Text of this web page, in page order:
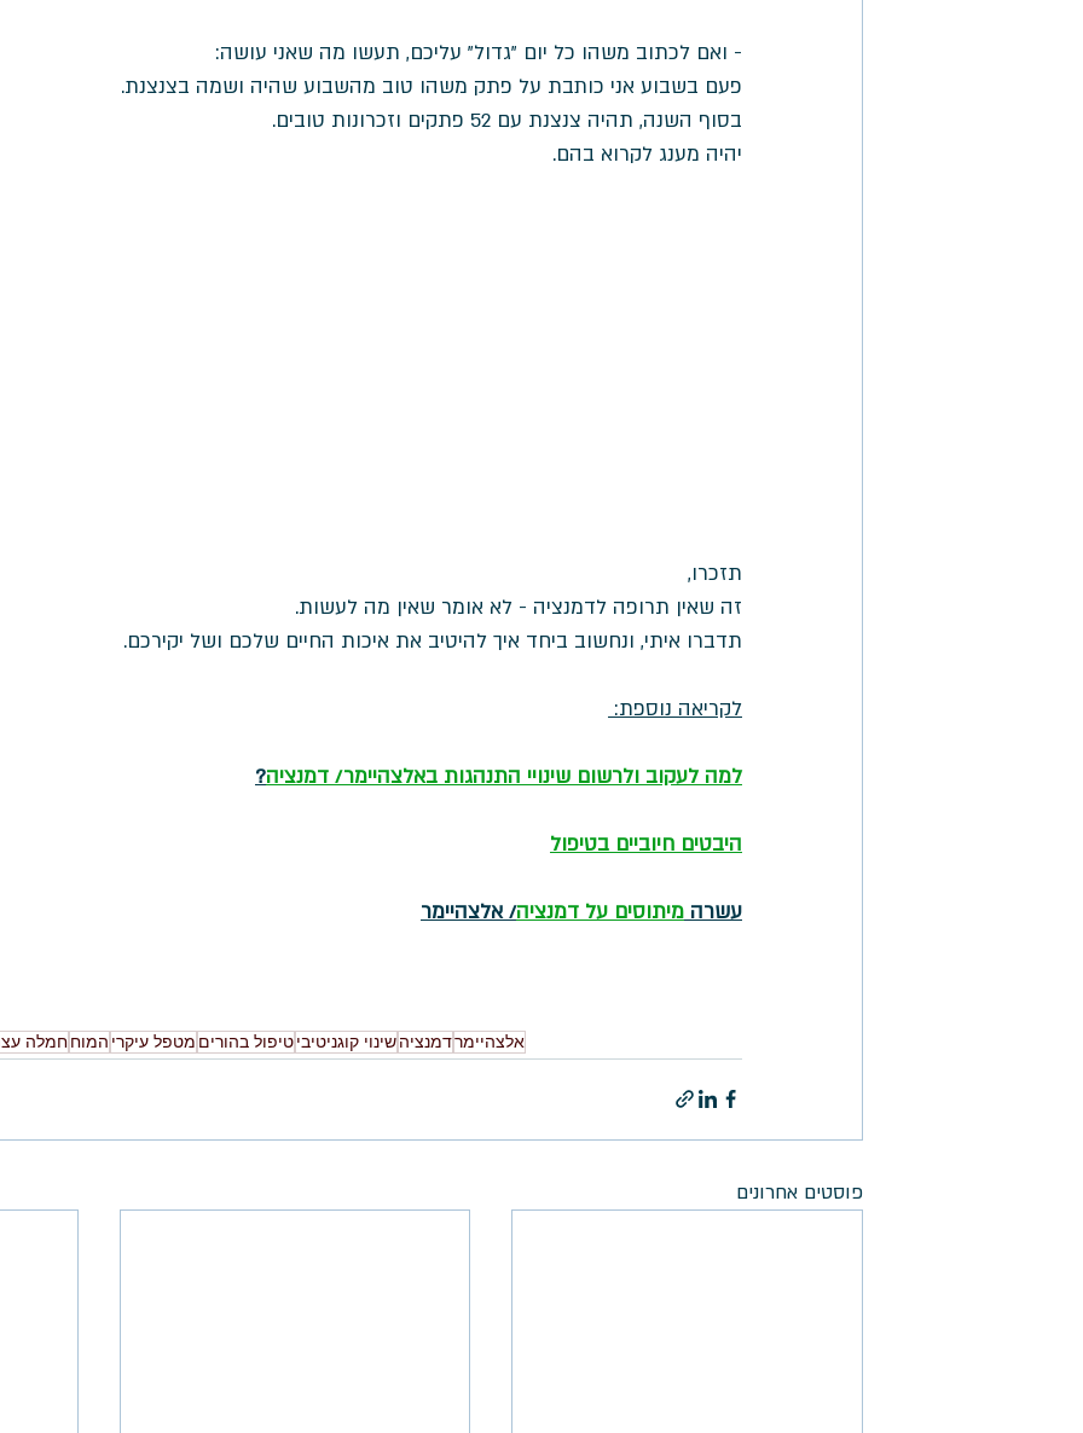
- ואם לכתוב משהו כל יום "גדול" עליכם, תעשו מה שאני עושה:
פעם בשבוע אני כותבת על פתק משהו טוב מהשבוע שהיה ושמה בצנצנת.
בסוף השנה, תהיה צנצנת עם 52 פתקים וזכרונות טובים.
יהיה מענג לקרוא בהם.
תזכרו,
זה שאין תרופה לדמנציה - לא אומר שאין מה לעשות.
תדברו איתי, ונחשוב ביחד איך להיטיב את איכות החיים שלכם ושל יקירכם.
לקריאה נוספת:
למה לעקוב ולרשום שינויי התנהגות באלצהיימר/ דמנציה?
היבטים חיוביים בטיפול
עשרה מיתוסים על דמנציה/ אלצהיימר
אלצהיימרדמנציהשינוי קוגניטיביטיפול בהורים מטפל עיקרי המוחחמלה
פוסטים אחרונים